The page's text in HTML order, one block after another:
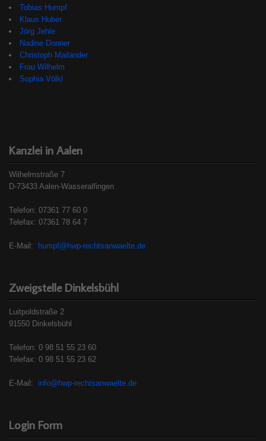
Tobias Humpf
Klaus Huber
Jörg Jehle
Nadine Donner
Christoph Mailänder
Frau Wilhelm
Sophia Völkl
Kanzlei in Aalen
Wilhelmstraße 7
D-73433 Aalen-Wasseralfingen
Telefon: 07361 77 60 0
Telefax: 07361 78 64 7
E-Mail: humpf@hwp-rechtsanwaelte.de
Zweigstelle Dinkelsbühl
Luitpoldstraße 2
91550 Dinkelsbühl
Telefon: 0 98 51 55 23 60
Telefax: 0 98 51 55 23 62
E-Mail: info@hwp-rechtsanwaelte.de
Login Form